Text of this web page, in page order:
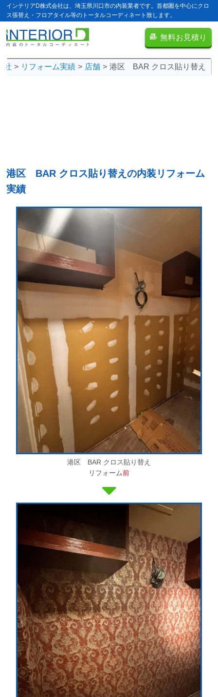
インテリアD株式会社は、埼玉県川口市の内装業者です。首都圏を中心にクロ
ス張替え・フロアタイル等のトータルコーディネート致します。
無料お見積り
社 リフォーム実績 店舗 港区 BAR クロス貼り替え
港区 BAR クロス貼り替えの内装リフォーム
実績
港区 BAR クロス貼り替え
リフォーム前